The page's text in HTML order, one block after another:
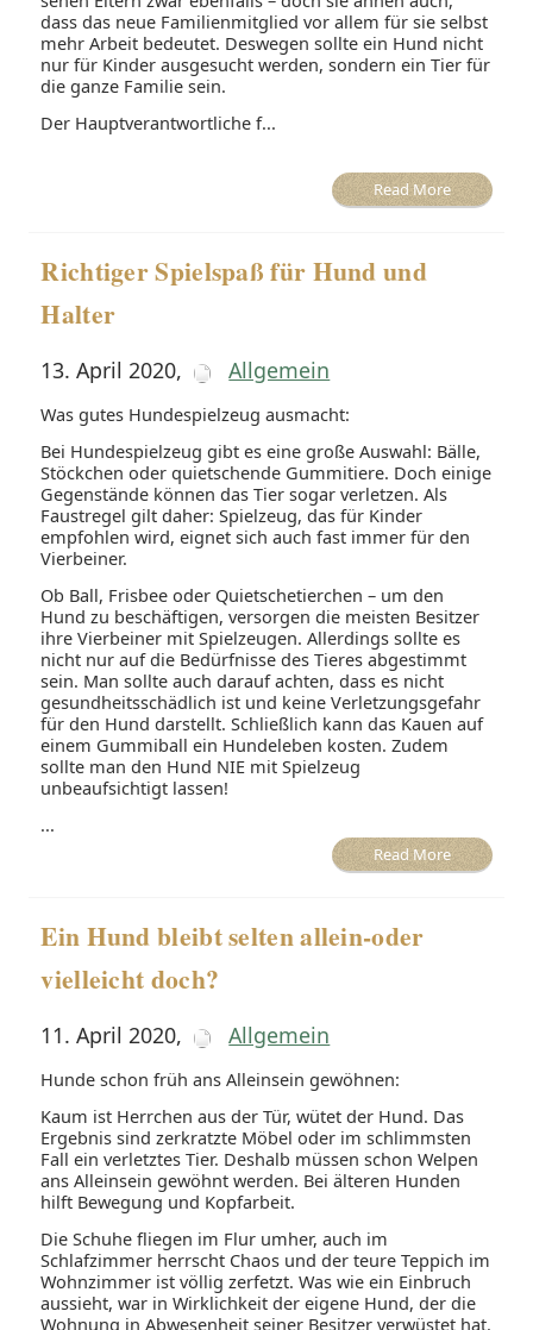
dass das neue Familienmitglied vor allem für sie selbst
mehr Arbeit bedeutet. Deswegen sollte ein Hund nicht
nur für Kinder ausgesucht werden, sondern ein Tier für
die ganze Familie sein.
Der Hauptverantwortliche f...
Read More
Richtiger Spielspaß für Hund und
Halter
13. April 2020, Allgemein
Was gutes Hundespielzeug ausmacht:
Bei Hundespielzeug gibt es eine große Auswahl: Bälle,
Stöckchen oder quietschende Gummitiere. Doch einige
Gegenstände können das Tier sogar verletzen. Als
Faustregel gilt daher: Spielzeug, das für Kinder
empfohlen wird, eignet sich auch fast immer für den
Vierbeiner.
Ob Ball, Frisbee oder Quietschetierchen – um den
Hund zu beschäftigen, versorgen die meisten Besitzer
ihre Vierbeiner mit Spielzeugen. Allerdings sollte es
nicht nur auf die Bedürfnisse des Tieres abgestimmt
sein. Man sollte auch darauf achten, dass es nicht
gesundheitsschädlich ist und keine Verletzungsgefahr
für den Hund darstellt. Schließlich kann das Kauen auf
einem Gummiball ein Hundeleben kosten. Zudem
sollte man den Hund NIE mit Spielzeug
unbeaufsichtigt lassen!
...
Read More
Ein Hund bleibt selten allein-oder
vielleicht doch?
11. April 2020, Allgemein
Hunde schon früh ans Alleinsein gewöhnen:
Kaum ist Herrchen aus der Tür, wütet der Hund. Das
Ergebnis sind zerkratzte Möbel oder im schlimmsten
Fall ein verletztes Tier. Deshalb müssen schon Welpen
ans Alleinsein gewöhnt werden. Bei älteren Hunden
hilft Bewegung und Kopfarbeit.
Die Schuhe fliegen im Flur umher, auch im
Schlafzimmer herrscht Chaos und der teure Teppich im
Wohnzimmer ist völlig zerfetzt. Was wie ein Einbruch
aussieht, war in Wirklichkeit der eigene Hund, der die
Wohnung in Abwesenheit seiner Besitzer verwüstet hat.